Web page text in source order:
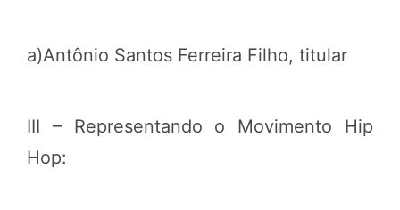
a)Antônio Santos Ferreira Filho, titular
III – Representando o Movimento Hip
Hop: